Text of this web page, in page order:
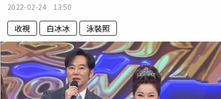
2022-02-24 13:50
收視 白冰冰 泳裝照